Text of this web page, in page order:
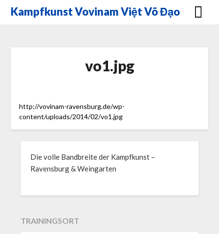
SkipKampfkunst Vovinam Việt Võ Đạo
vo1.jpg
http://vovinam-ravensburg.de/wp-
content/uploads/2014/02/vo1.jpg
Die volle Bandbreite der Kampfkunst –
Ravensburg & Weingarten
TRAININGSORT